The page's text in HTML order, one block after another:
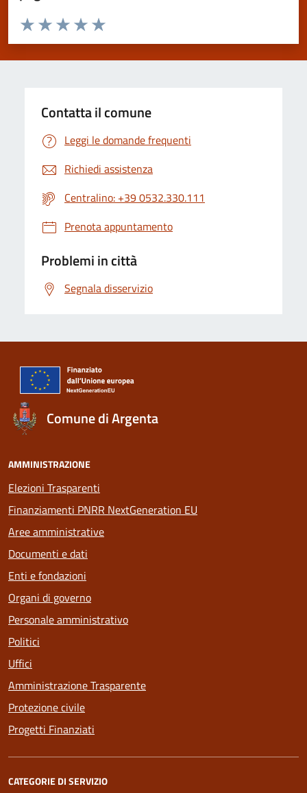
Valuta da 1 a 5 stelle la pagina
Valuta 5 stelle su 5
Valuta 4 stelle su 5
Valuta 3 stelle su 5
Valuta 2 stelle su 5
Valuta 1 stelle su 5
Contatta il comune
Leggi le domande frequenti
Richiedi assistenza
Centralino: +39 0532.330.111
Prenota appuntamento
Problemi in città
Segnala disservizio
Comune di Argenta
AMMINISTRAZIONE
Elezioni Trasparenti
Finanziamenti PNRR NextGeneration EU
Aree amministrative
Documenti e dati
Enti e fondazioni
Organi di governo
Personale amministrativo
Politici
Uffici
Amministrazione Trasparente
Protezione civile
Progetti Finanziati
CATEGORIE DI SERVIZIO